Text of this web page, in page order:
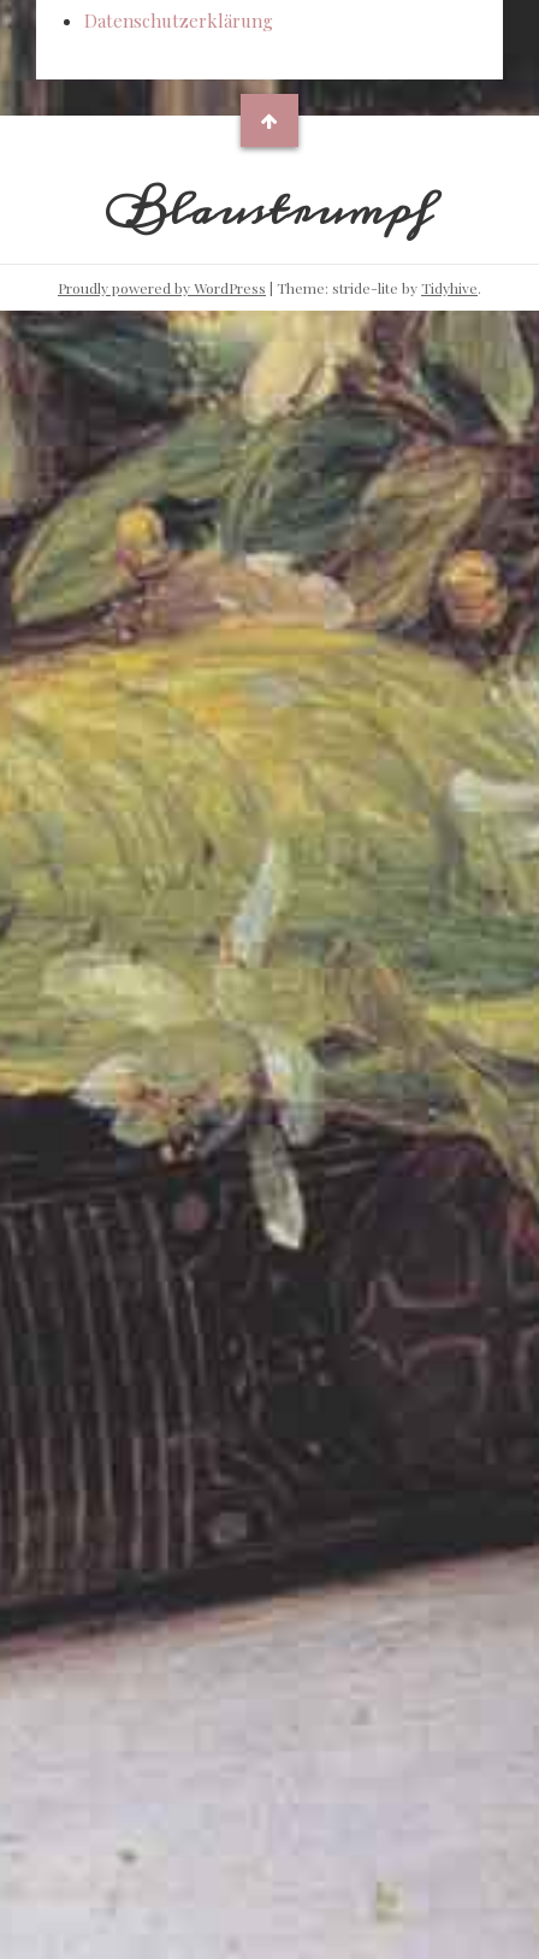
Datenschutzerklärung
Blaustrumpf
Proudly powered by WordPress | Theme: stride-lite byTidyhive.